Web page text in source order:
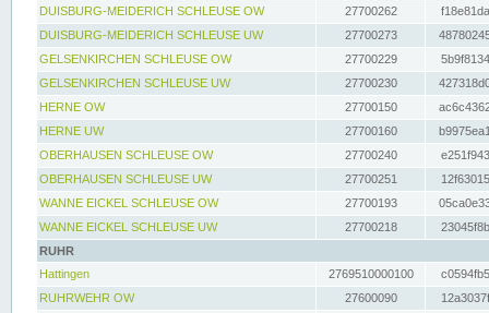
DUISBURG-MEIDERICH SCHLEUSE OW
27700262
DUISBURG-MEIDERICH SCHLEUSE UW
27700273
GELSENKIRCHEN SCHLEUSE OW
27700229
GELSENKIRCHEN SCHLEUSE UW
27700230
HERNE OW
27700150
HERNE UW
27700160
OBERHAUSEN SCHLEUSE OW
27700240
OBERHAUSEN SCHLEUSE UW
27700251
WANNE EICKEL SCHLEUSE OW
27700193
WANNE EICKEL SCHLEUSE UW
27700218
RUHR
Hattingen
2769510000100
RUHRWEHR OW
27600090